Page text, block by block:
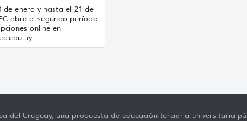
de enero y hasta el 21 de
abre el segundo período
online en
del Uruguay, una propuesta de educación terciaria universitaria